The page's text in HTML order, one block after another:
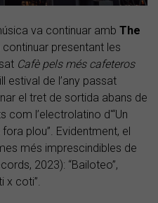
va continuar amb The
presentant les
Cafè pels més cafeteros
estival de l’any passat
el tret de sortida abans de
l’electrolatino d'“Un
plou”. Evidentment, el
més imprescindibles de
2023): “Bailoteo”,
x coti”.